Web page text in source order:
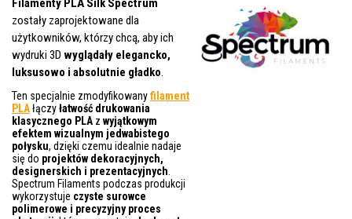
Filamenty PLA Silk Spectrum
zostały zaprojektowane dla
użytkowników, którzy chcą, aby ich
wydruki 3D wyglądały elegancko,
luksusowo i absolutnie gładko.
Ten specjalnie zmodyfikowanyfilament
PLAłączyłatwość drukowania
klasycznego PLA z wyjątkowym
efektem wizualnym jedwabistego
połysku, dzięki czemu idealnie nadaje
się do projektów dekoracyjnych,
designerskich i prezentacyjnych
Spectrum Filaments podczas produkcji
wykorzystuje czyste surowce
polimerowe i precyzyjny proces